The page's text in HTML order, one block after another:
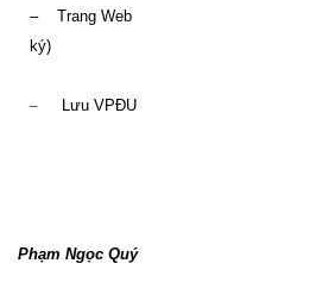
– Trang Web
ký)
– Lưu VPĐU
GS.
Phạm Ngọc Quý